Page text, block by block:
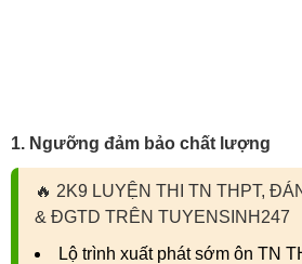
1. Ngưỡng đảm bảo chất lượng
🔥 2K9 LUYỆN THI TN THPT,
& ĐGTD TRÊN TUYENSINH247
Lộ trình xuất phát sớm ôn TN